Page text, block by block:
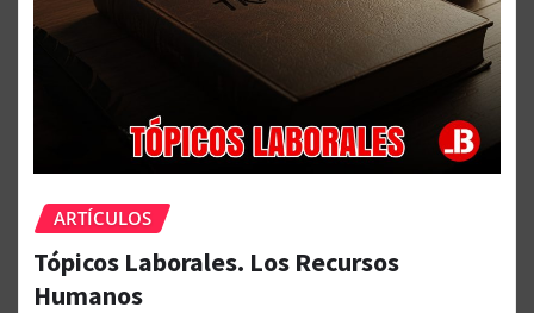
ARTÍCULOS
Tópicos Laborales. Los Recursos
Humanos